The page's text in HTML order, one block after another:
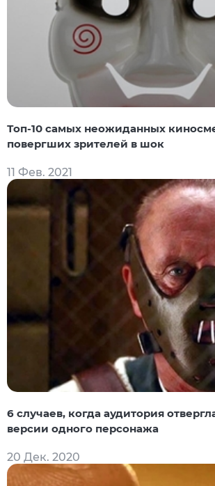
Топ-10 самых неожиданных
повергших зрителей в шок
11 Фев. 2021
6 случаев, когда аудитория
версии одного персонажа
20 Дек. 2020